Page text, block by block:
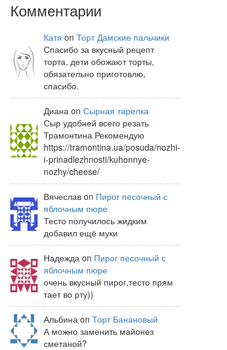
Комментарии
Катя on Торт Дамские пальчики
Спасибо за вкусный рецепт
торта, дети обожают торты,
обязательно приготовлю,
спасибо.
Диана on Сырная тарелка
Сыр удобней всего резать
Трамонтина Рекомендую
https://tramontina.ua/posuda/nozhi-
i-prinadlezhnosti/kuhonnye-
nozhy/cheese/
Вячеслав on Пирог песочный с
яблочным пюре
Тесто получилось жидким
добавил ещё муки
Надежда on Пирог песочный с
яблочным пюре
очень вкусный пирог,тесто прям
тает во рту))
Альбина on Торт Банановый
А можно заменить майонез
сметаной?